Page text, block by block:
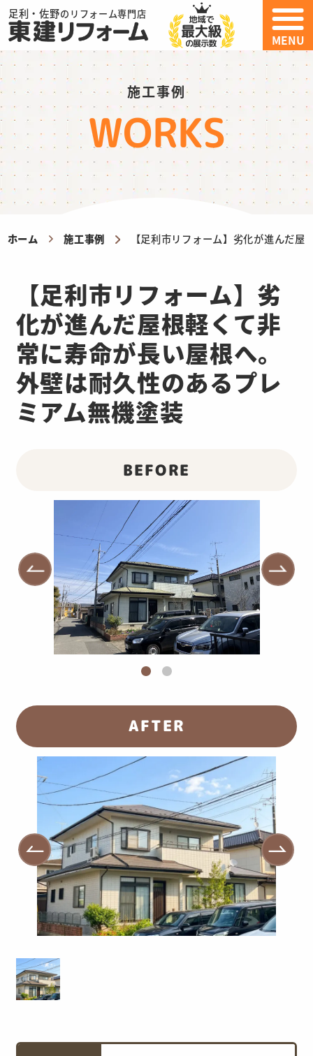
足利・佐野のリフォーム専門店
MENU
施工事例
WORKS
ホーム 施工事例 【足利市リフォーム】劣化が進んだ
【足利市リフォーム】劣
化が進んだ屋根軽くて非
常に寿命が長い屋根へ。
外壁は耐久性のあるプレ
ミアム無機塗装
BEFORE
AFTER